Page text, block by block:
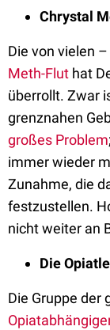
Chrystal
Die von vielen
Meth-Flut hat
überrollt. Zwar
grenznahen
großes Problem
immer wieder
Zunahme, die
festzustellen.
nicht weiter an
Die
Die Gruppe der